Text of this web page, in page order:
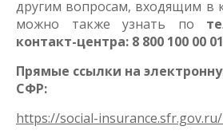
другим вопросам, входящим в
можно также узнать по
контакт-центра: 8 800 100 00 01
Прямые ссылки на
СФР:
https://social-